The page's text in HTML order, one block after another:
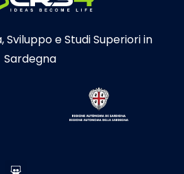
Sviluppo e Studi Superiori in
Sardegna